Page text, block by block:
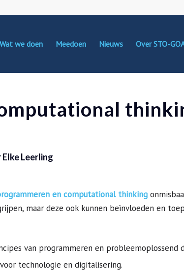
Wat we doen Meedoen Nieuws Over STO-
Leerling
en computational thinking
maar deze ook kunnen beïnvloeden en
van programmeren en probleemoplossend
technologie en digitalisering.